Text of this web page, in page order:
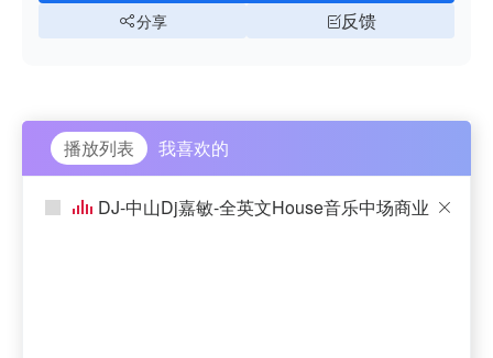
分享 反馈
播放列表 我喜欢的
DJ-中山Dj嘉敏-全英文House音乐中场商业